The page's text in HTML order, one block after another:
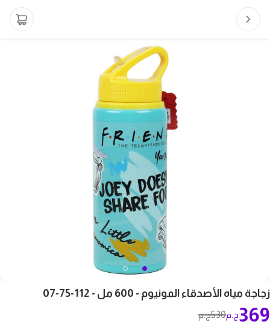
زجاجة مياه الأصدقاء المونيوم - 600 مل - 112-75-07
530ج.م 369ج.م